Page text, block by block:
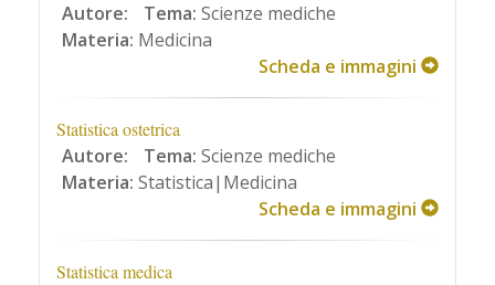
Autore: Tema: Scienze mediche
Materia: Medicina
Scheda e immagini
Statistica ostetrica
Autore: Tema: Scienze mediche
Materia: Statistica|Medicina
Scheda e immagini
Statistica medica